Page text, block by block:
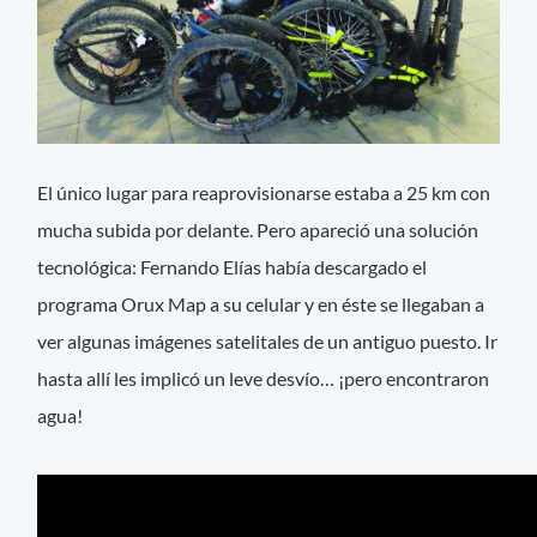
El único lugar para reaprovisionarse estaba a 25 km con
mucha subida por delante. Pero apareció una solución
tecnológica: Fernando Elías había descargado el
programa Orux Map a su celular y en éste se llegaban a
ver algunas imágenes satelitales de un antiguo puesto. Ir
hasta allí les implicó un leve desvío… ¡pero encontraron
agua!